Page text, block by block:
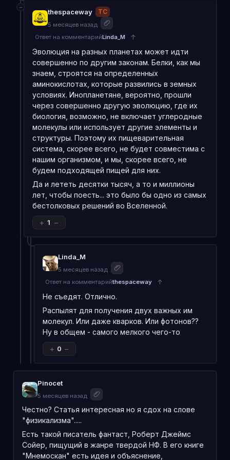
Одна из версий предполагает, что сознание может
"возникать" в любой достаточно сложной системе —
биологической или небиологической, — даже если для
человека его форма будет трудно узнаваемой или
вовсе неуловимой.
Согласно другой точке зрения, сознание
действительно может быть следствием усложнения
мозга — но у людей и у гипотетических разумных
инопланетян оно способно различаться настолько
радикально, что, даже глядя в одну и ту же сторону,
мы будем видеть разные картины. Наши способы
интерпретации реальности могут оказаться столь
несопоставимыми, что какое-либо взаимопонимание
станет попросту невозможным.
© Grok/TheSpaceway
Третья гипотеза допускает, что внеземной разум
предшественникам, которые не просто приняли роль
моста между биологической и синтетической жизнью,
но и сыграли ее блестяще. Тогда искусственное
сознание могло бы принимать формы, совершенно не
похожие на живые организмы: от независимых друг от
друга единиц до распределенных "нетвердых"
структур — своего рода модернизированной нервной
−
thespaceway ТС
5 месяцев назад
Ответ на комментарийLinda_M ↑
Эволюция на разных планетах может идти
совершенно по другим законам. Белки, как мы
знаем, строятся на определенных
аминокислотах, которые развились в земных
условиях. Инопланетяне, вероятно, прошли
через совершенно другую эволюцию, где их
биология, возможно, не включает углеродные
молекулы или использует другие элементы и
структуры. Поэтому их пищеварительная
система, скорее всего, не будет совместима с
нашим организмом, и мы, скорее всего, не
будем подходящей пищей для них.
Да и лететь десятки тысяч, а то и миллионы
лет, чтобы поесть... это было бы одно из самых
бестолковых решений во Вселенной.
+ 1 −
Linda_M
5 месяцев назад
Ответ на комментарийthespaceway ↑
Не съедят. Отлично.
Распылят для получения двух важных им
молекул. Или даже кварков. Или фотонов??
Ну в общем - самого мелкого чего-то
+ 0 −
Pinocet
5 месяцев назад
Честно? Статья интересная но я сдох на слове
"физикализма".....
Есть такой писатель фантаст, Роберт Джеймс
Сойер, пищущий в жанре твердой НФ. В его книге
"Мнемоскан" есть идея и объяснение,